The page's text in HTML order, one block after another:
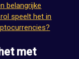
belangrijke
speelt het in
met